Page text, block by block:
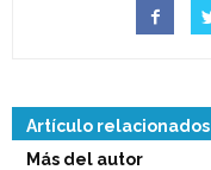
Artículo relacionados
Más del autor